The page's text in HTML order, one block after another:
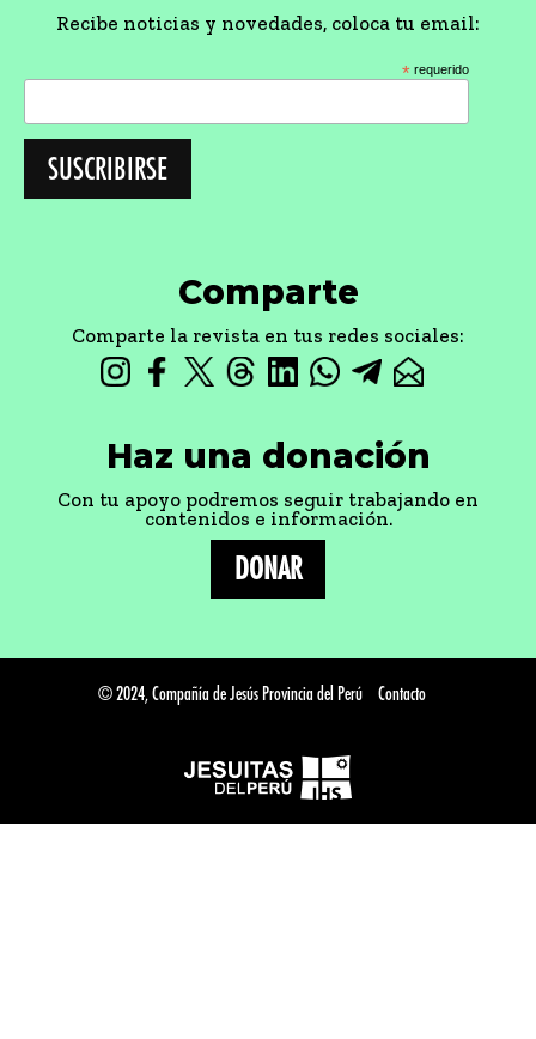
Recibe noticias y novedades, coloca tu email:
* requerido
Comparte
Comparte la revista en tus redes sociales:
Haz una donación
Con tu apoyo podremos seguir trabajando en
contenidos e información.
DONAR
© 2024, Compañía de Jesús Provincia del Perú Contacto